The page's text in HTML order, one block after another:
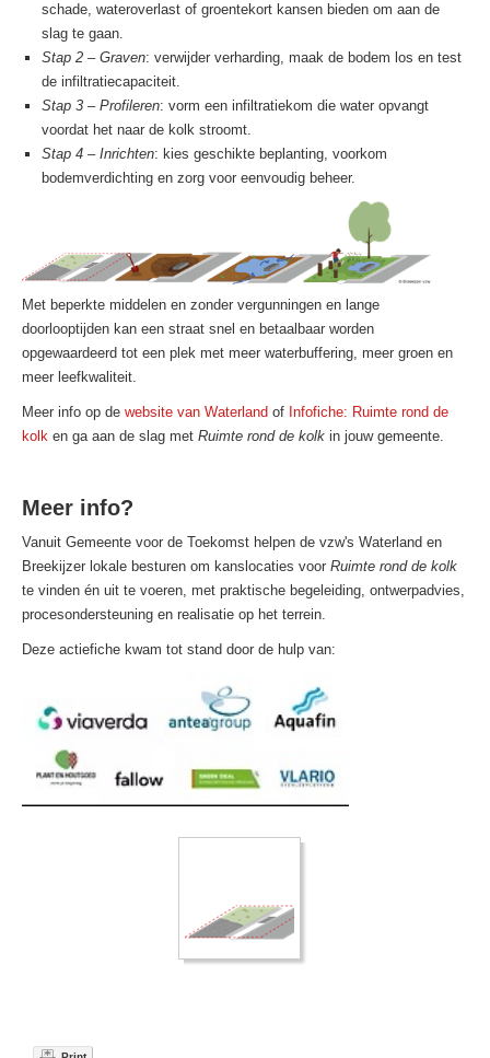
schade, wateroverlast of groentekort kansen bieden om aan de
slag te gaan.
Stap 2 – Graven: verwijder verharding, maak de bodem los en test
de infiltratiecapaciteit.
Stap 3 – Profileren: vorm een infiltratiekom die water opvangt
voordat het naar de kolk stroomt.
Stap 4 – Inrichten: kies geschikte beplanting, voorkom
bodemverdichting en zorg voor eenvoudig beheer.
Met beperkte middelen en zonder vergunningen en lange
doorlooptijden kan een straat snel en betaalbaar worden
opgewaardeerd tot een plek met meer waterbuffering, meer groen en
meer leefkwaliteit.
Meer info op de website van Waterland of Infofiche: Ruimte rond de
kolk en ga aan de slag met Ruimte rond de kolk in jouw gemeente.
Meer info?
Vanuit Gemeente voor de Toekomst helpen de vzw's Waterland en
Breekijzer lokale besturen om kanslocaties voor Ruimte rond de kolk
te vinden én uit te voeren, met praktische begeleiding, ontwerpadvies,
procesondersteuning en realisatie op het terrein.
Deze actiefiche kwam tot stand door de hulp van: